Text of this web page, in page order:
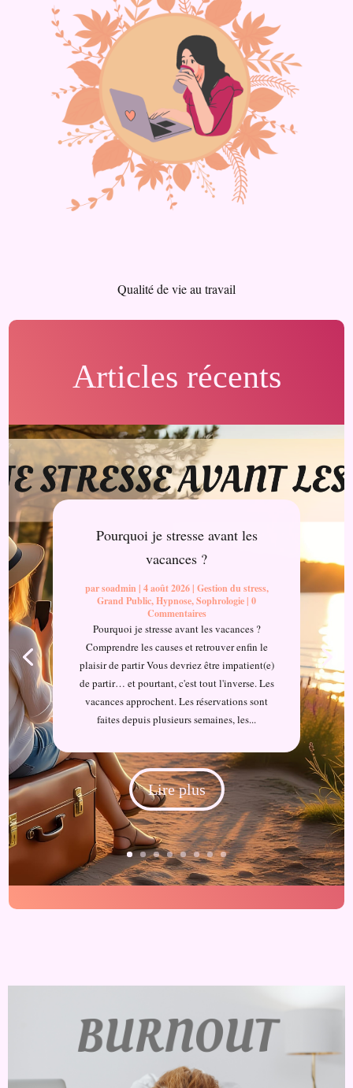
Qualité de vie au travail
Articles récents
Pourquoi je stresse avant les
vacances ?
parsoadmin | 4 août 2026| Gestion du stress,
Grand Public,Hypnose,Sophrologie| 0
Commentaires
Pourquoi je stresse avant les vacances ?
Comprendre les causes et retrouver enfin le
plaisir de partir Vous devriez être impatient(e)
de partir… et pourtant, c'est tout l'inverse. Les
vacances approchent. Les réservations sont
faites depuis plusieurs semaines, les...
Lire plus